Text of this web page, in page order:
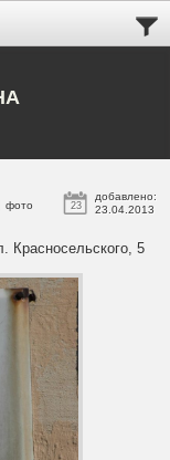
23
добавлено:
23.04.2013
фото
Красносельского, 5